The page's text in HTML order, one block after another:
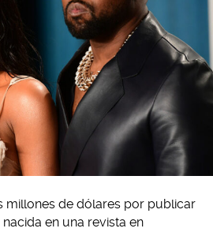
millones de dólares por publicar
en una revista en